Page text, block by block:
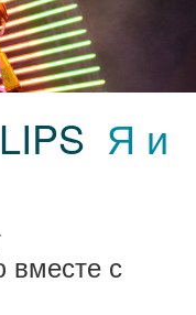
Я и
вместе с